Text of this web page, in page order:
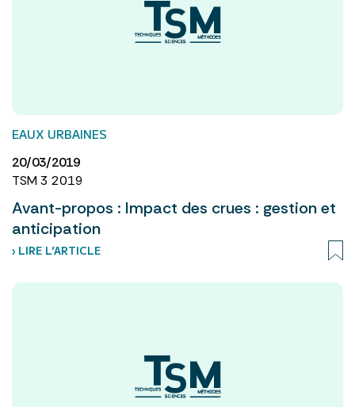
EAUX URBAINES
20/03/2019
TSM 3 2019
Avant-propos : Impact des crues : gestion et
anticipation
› LIRE L’ARTICLE